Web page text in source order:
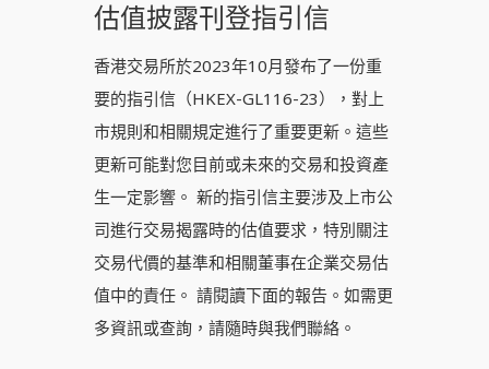
估值披露刊登指引信
香港交易所於2023年10月發布了一份重
要的指引信（HKEX-GL116-23），對上
市規則和相關規定進行了重要更新。這些
更新可能對您目前或未來的交易和投資產
生一定影響。 新的指引信主要涉及上市公
司進行交易揭露時的估值要求，特別關注
交易代價的基準和相關董事在企業交易估
值中的責任。 請閱讀下面的報告。如需更
多資訊或查詢，請隨時與我們聯絡。